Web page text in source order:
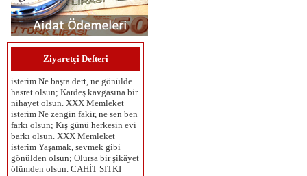
Ziyaretçi Defteri
Umut Çaykara (İzmir ) -
06.06.2025 12:00:00
MEMLEKET İSTERİM Memleket
isterim Gök mavi, dal yeşil, tarla
sarı olsun; Kuşların çiçeklerin
diyarı olsun. XXX Memleket
isterim Ne başta dert, ne gönülde
hasret olsun; Kardeş kavgasına bir
nihayet olsun. XXX Memleket
isterim Ne zengin fakir, ne sen ben
farkı olsun; Kış günü herkesin evi
barkı olsun. XXX Memleket
isterim Yaşamak, sevmek gibi
gönülden olsun; Olursa bir şikâyet
ölümden olsun. CAHİT SITKI
TARANCI